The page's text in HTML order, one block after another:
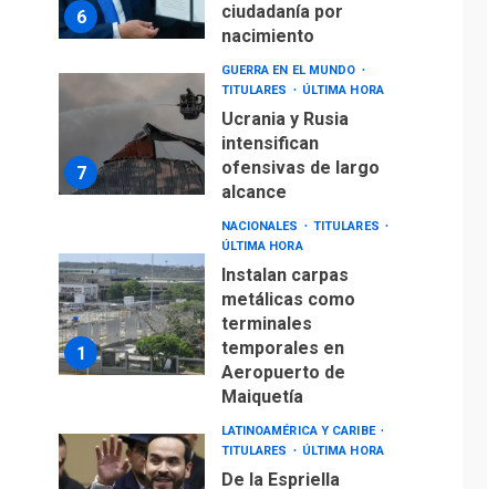
6
ciudadanía por
nacimiento
7
GUERRA EN EL MUNDO
TITULARES
ÚLTIMA HORA
Ucrania y Rusia
intensifican
ofensivas de largo
alcance
1
NACIONALES
TITULARES
ÚLTIMA HORA
Instalan carpas
metálicas como
terminales
temporales en
Aeropuerto de
Maiquetía
LATINOAMÉRICA Y CARIBE
TITULARES
ÚLTIMA HORA
De la Espriella